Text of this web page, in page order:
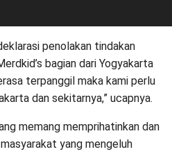
penolakan tindakan
bagian dari Yogyakarta
terpanggil maka kami perlu
dan sekitarnya,” ucapnya.
memang memprihatinkan dan
yang mengeluh